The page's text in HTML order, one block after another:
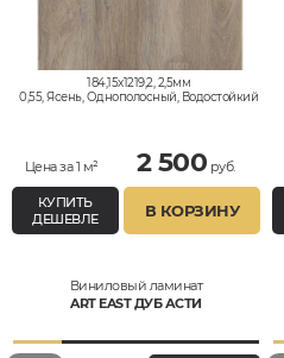
184,15x1219,2, 2,5мм
0,55, Ясень, Однополосный, Водостойкий
Цена за 1 м² 2 500 руб.
КУПИТЬ
ДЕШЕВЛЕ
В КОРЗИНУ
Виниловый ламинат
ART EAST ДУБ АСТИ